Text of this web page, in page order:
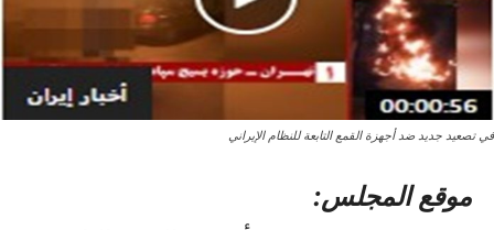
في تصعيد جديد ضد أجهزة القمع التابعة للنظام الإيراني
موقع المجلس: